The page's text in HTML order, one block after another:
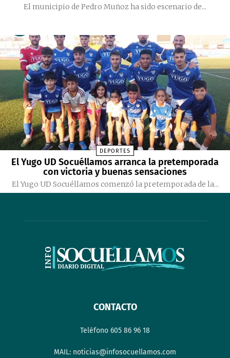
El municipio de Pedro Muñoz ha sido escenario de...
DEPORTES
El Yugo UD Socuéllamos arranca la pretemporada
con victoria y buenas sensaciones
El Yugo UD Socuéllamos comenzó la pretemporada de la...
CONTACTO
Teléfono 605 86 96 18
MAIL: noticias@infosocuellamos.com